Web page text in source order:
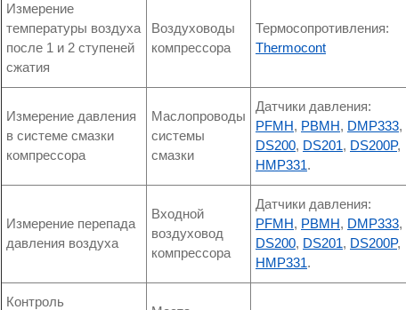
Измерение
температуры воздуха
после 1 и 2 ступеней
сжатия
Воздуховоды
компрессора
Термосопротивления:
Thermocont
Измерение давления
в системе смазки
компрессора
Маслопроводы
системы
смазки
Датчики давления:
PFMH, PBMH, DMP333,
DS200, DS201, DS200P,
HMP331.
Измерение перепада
давления воздуха
Входной
воздуховод
компрессора
Датчики давления:
PFMH, PBMH, DMP333,
DS200, DS201, DS200P,
HMP331.
Контроль